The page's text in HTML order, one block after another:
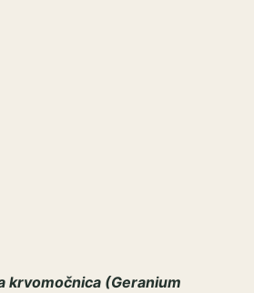
krvomočnica (Geranium